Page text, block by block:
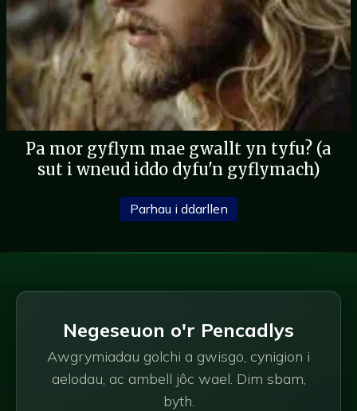
Pa mor gyflym mae gwallt yn tyfu? (a
sut i wneud iddo dyfu'n gyflymach)
Parhau i ddarllen
Negeseuon o'r Pencadlys
Awgrymiadau golchi a gwisgo, cynigion i
aelodau, ac ambell jôc wael. Dim sbam,
byth.